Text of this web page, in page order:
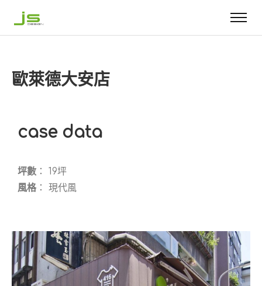
歐萊德大安店
case data
坪數 ： 19坪
風格 ： 現代風